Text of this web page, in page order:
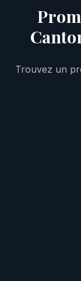
Trouvez un